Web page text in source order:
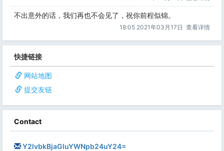
不出意外的话，我们再也不会见了，祝你前程似锦。
18:05 2021年03月17日 查看详情
快捷链接
网站地图
提交友链
Contact
Y2lvbkBjaGluYWNpb24uY24=